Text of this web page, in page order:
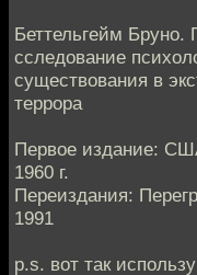
Беттельгейм
сследование
существования в
террора
Первое издание:
1960 г.
Переиздания:
1991
p.s. вот так